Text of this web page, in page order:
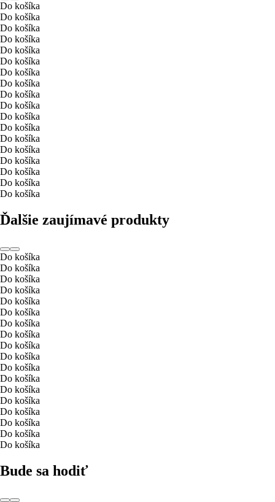
Do košíka
Do košíka
Do košíka
Do košíka
Do košíka
Do košíka
Do košíka
Do košíka
Do košíka
Do košíka
Do košíka
Do košíka
Do košíka
Do košíka
Do košíka
Do košíka
Do košíka
Do košíka
Ďalšie zaujímavé produkty
Do košíka
Do košíka
Do košíka
Do košíka
Do košíka
Do košíka
Do košíka
Do košíka
Do košíka
Do košíka
Do košíka
Do košíka
Do košíka
Do košíka
Do košíka
Do košíka
Do košíka
Do košíka
Bude sa hodiť